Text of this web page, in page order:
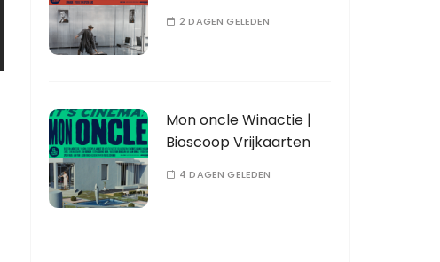
2 DAGEN GELEDEN
Mon oncle Winactie |
Bioscoop Vrijkaarten
4 DAGEN GELEDEN